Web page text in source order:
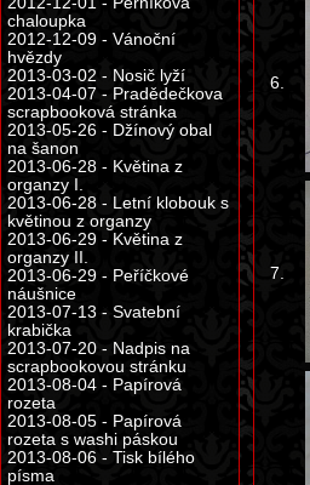
6.
7.
chaloupka
2012-12-09 - Vánoční
hvězdy
2013-03-02 - Nosič lyží
2013-04-07 - Pradědečkova
scrapbooková stránka
2013-05-26 - Džínový obal
na šanon
2013-06-28 - Květina z
organzy I.
2013-06-28 - Letní klobouk s
květinou z organzy
2013-06-29 - Květina z
organzy II.
2013-06-29 - Peříčkové
náušnice
2013-07-13 - Svatební
krabička
2013-07-20 - Nadpis na
scrapbookovou stránku
2013-08-04 - Papírová
rozeta
2013-08-05 - Papírová
rozeta s washi páskou
2013-08-06 - Tisk bílého
písma